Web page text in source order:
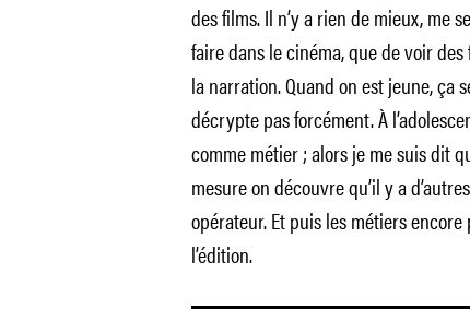
des films. Il n’y a rien de mieux, me
faire dans le cinéma, que de voir
la narration. Quand on est jeune, ça
décrypte pas forcément. À
comme métier ; alors je me suis dit
mesure on découvre qu’il y a
opérateur. Et puis les métiers
l’édition.